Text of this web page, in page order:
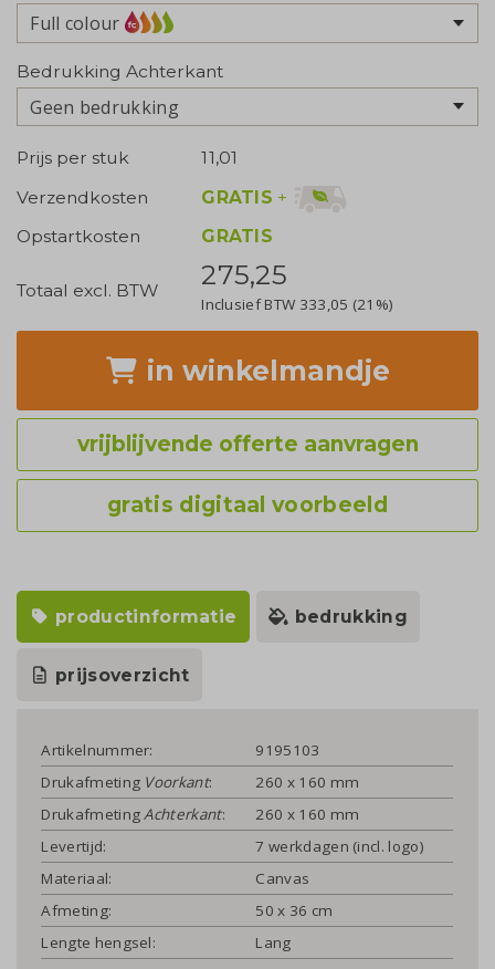
Full colour
Bedrukking Achterkant
Geen bedrukking
Prijs per stuk
11,01
Verzendkosten
GRATIS +
Opstartkosten
GRATIS
Totaal excl. BTW 275,25
Inclusief BTW 333,05 (21%)
in winkelmandje
vrijblijvende offerte aanvragen
gratis digitaal voorbeeld
productinformatie bedrukking
prijsoverzicht
Artikelnummer:
9195103
Drukafmeting Voorkant:
260 x 160 mm
DrukafmetingAchterkant:
260 x 160 mm
Levertijd:
7 werkdagen (incl. logo)
Materiaal:
Canvas
Afmeting:
50 x 36 cm
Lengte hengsel:
Lang